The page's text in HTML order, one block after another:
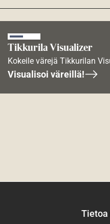
Tikkurila Visualizer
Kokeile värejä Tikkurilan
Visualisoi väreillä!
Tietoa